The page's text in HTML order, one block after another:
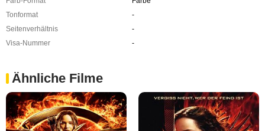
Tonformat
-
Seitenverhältnis
-
Visa-Nummer
-
Ähnliche Filme